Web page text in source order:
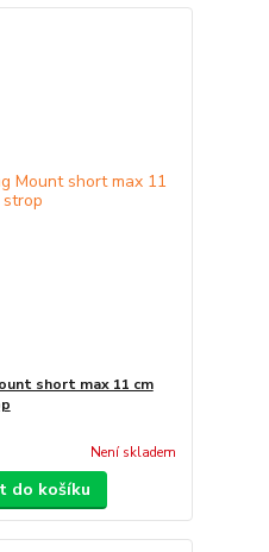
short max 11 cm
Není skladem
do košíku